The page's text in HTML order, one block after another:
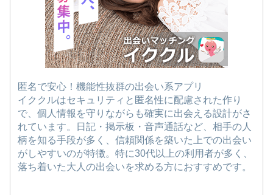
匿名で安心！機能性抜群の出会い系アプリ
イククルはセキュリティと匿名性に配慮された作り
で、個人情報を守りながらも確実に出会える設計がさ
れています。日記・掲示板・音声通話など、相手の人
柄を知る手段が多く、信頼関係を築いた上での出会い
がしやすいのが特徴。特に30代以上の利用者が多く、
落ち着いた大人の出会いを求める方におすすめです。